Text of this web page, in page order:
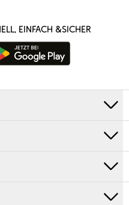
EINFACH &SICHER